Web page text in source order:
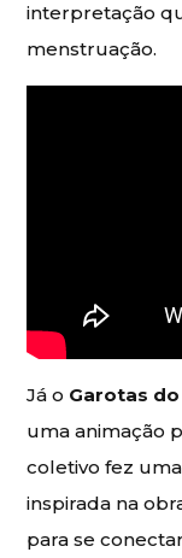
interpretação
menstruação.
Já o Garotas
uma animação
coletivo fez
inspirada na
para se